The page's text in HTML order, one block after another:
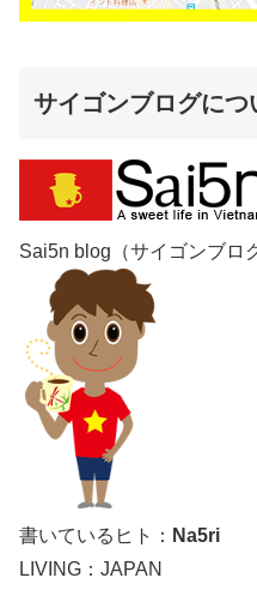
サイゴンブログにつ
Sai5n blog（サイゴンブロ
書いているヒト： Na5ri
LIVING：JAPAN